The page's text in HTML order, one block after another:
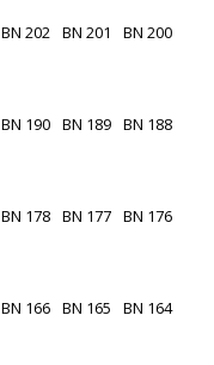
BN 202 BN 201
BN 200
BN 190 BN 189 BN 188
BN 178 BN 177 BN 176
BN 166 BN 165
BN 164